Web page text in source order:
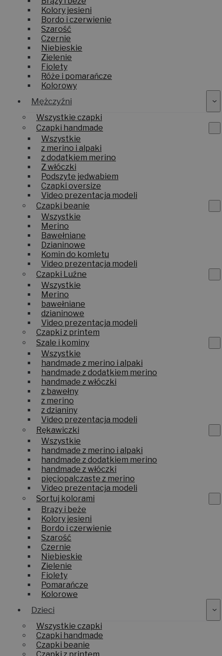
Kolory jesieni
Bordo i czerwienie
Szarość
Czernie
Niebieskie
Zielenie
Fiolety
Róże i pomarańcze
Kolorowy
Mężczyźni
Wszystkie czapki
Czapki handmade
Wszystkie
z merino i alpaki
z dodatkiem merino
Z włóczki
Podszyte jedwabiem
Czapki oversize
Video prezentacja modeli
Czapki beanie
Wszystkie
Merino
Bawełniane
Dzianinowe
Komin do komletu
Video prezentacja modeli
Czapki Luźne
Wszystkie
Merino
bawełniane
dzianinowe
Video prezentacja modeli
Czapki z printem
Szale i kominy
Wszystkie
handmade z merino i alpaki
handmade z dodatkiem merino
handmade z włóczki
z bawełny
z merino
z dzianiny
Video prezentacja modeli
Rękawiczki
Wszystkie
handmade z merino i alpaki
handmade z dodatkiem merino
handmade z włóczki
pięciopalczaste z merino
Video prezentacja modeli
Sortuj kolorami
Brązy i beże
Kolory jesieni
Bordo i czerwienie
Szarość
Czernie
Niebieskie
Zielenie
Fiolety
Pomarańcze
Kolorowe
Dzieci
Wszystkie czapki
Czapki handmade
Czapki beanie